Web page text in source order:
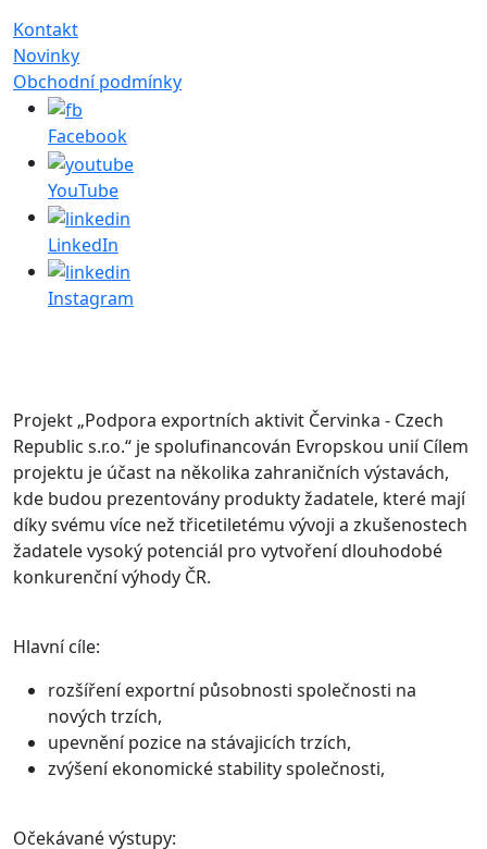
Kontakt
Novinky
Obchodní podmínky
Facebook
YouTube
LinkedIn
Instagram
Projekt „Podpora exportních aktivit Červinka - Czech
Republic s.r.o.“ je spolufinancován Evropskou unií Cílem
projektu je účast na několika zahraničních výstavách,
kde budou prezentovány produkty žadatele, které mají
díky svému více než třicetiletému vývoji a zkušenostech
žadatele vysoký potenciál pro vytvoření dlouhodobé
konkurenční výhody ČR.
Hlavní cíle:
rozšíření exportní působnosti společnosti na
nových trzích,
upevnění pozice na stávajicích trzích,
zvýšení ekonomické stability společnosti,
Očekávané výstupy: